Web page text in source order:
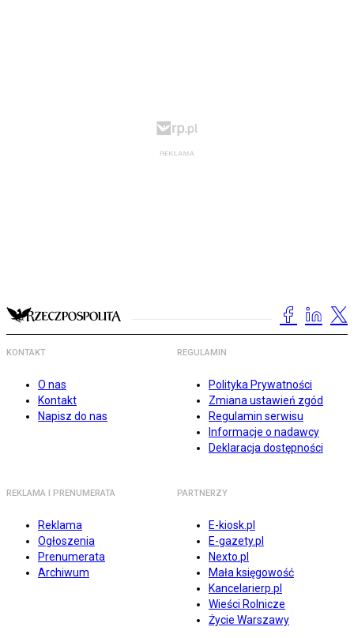
KONTAKT
O nas
Kontakt
Napisz do nas
REGULAMIN
Polityka Prywatności
Zmiana ustawień zgód
Regulamin serwisu
Informacje o nadawcy
Deklaracja dostępności
REKLAMA I PRENUMERATA
Reklama
Ogłoszenia
Prenumerata
Archiwum
PARTNERZY
E-kiosk.pl
E-gazety.pl
Nexto.pl
Mała księgowość
Kancelarierp.pl
Wieści Rolnicze
Życie Warszawy